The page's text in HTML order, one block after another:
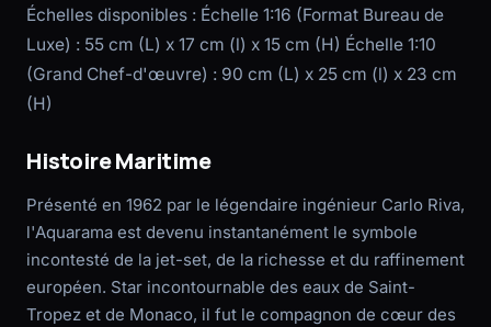
Échelles disponibles : Échelle 1:16 (Format Bureau de
Luxe) : 55 cm (L) x 17 cm (l) x 15 cm (H) Échelle 1:10
(Grand Chef-d'œuvre) : 90 cm (L) x 25 cm (l) x 23 cm
(H)
Histoire Maritime
Présenté en 1962 par le légendaire ingénieur Carlo Riva,
l'Aquarama est devenu instantanément le symbole
incontesté de la jet-set, de la richesse et du raffinement
européen. Star incontournable des eaux de Saint-
Tropez et de Monaco, il fut le compagnon de cœur des